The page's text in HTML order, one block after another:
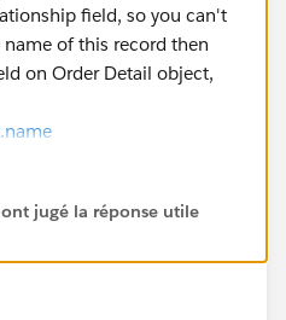
field, so you can't
of this record then
on Order Detail object,
'Sold To Account Name'
formula field here, you can
jugé la réponse utile